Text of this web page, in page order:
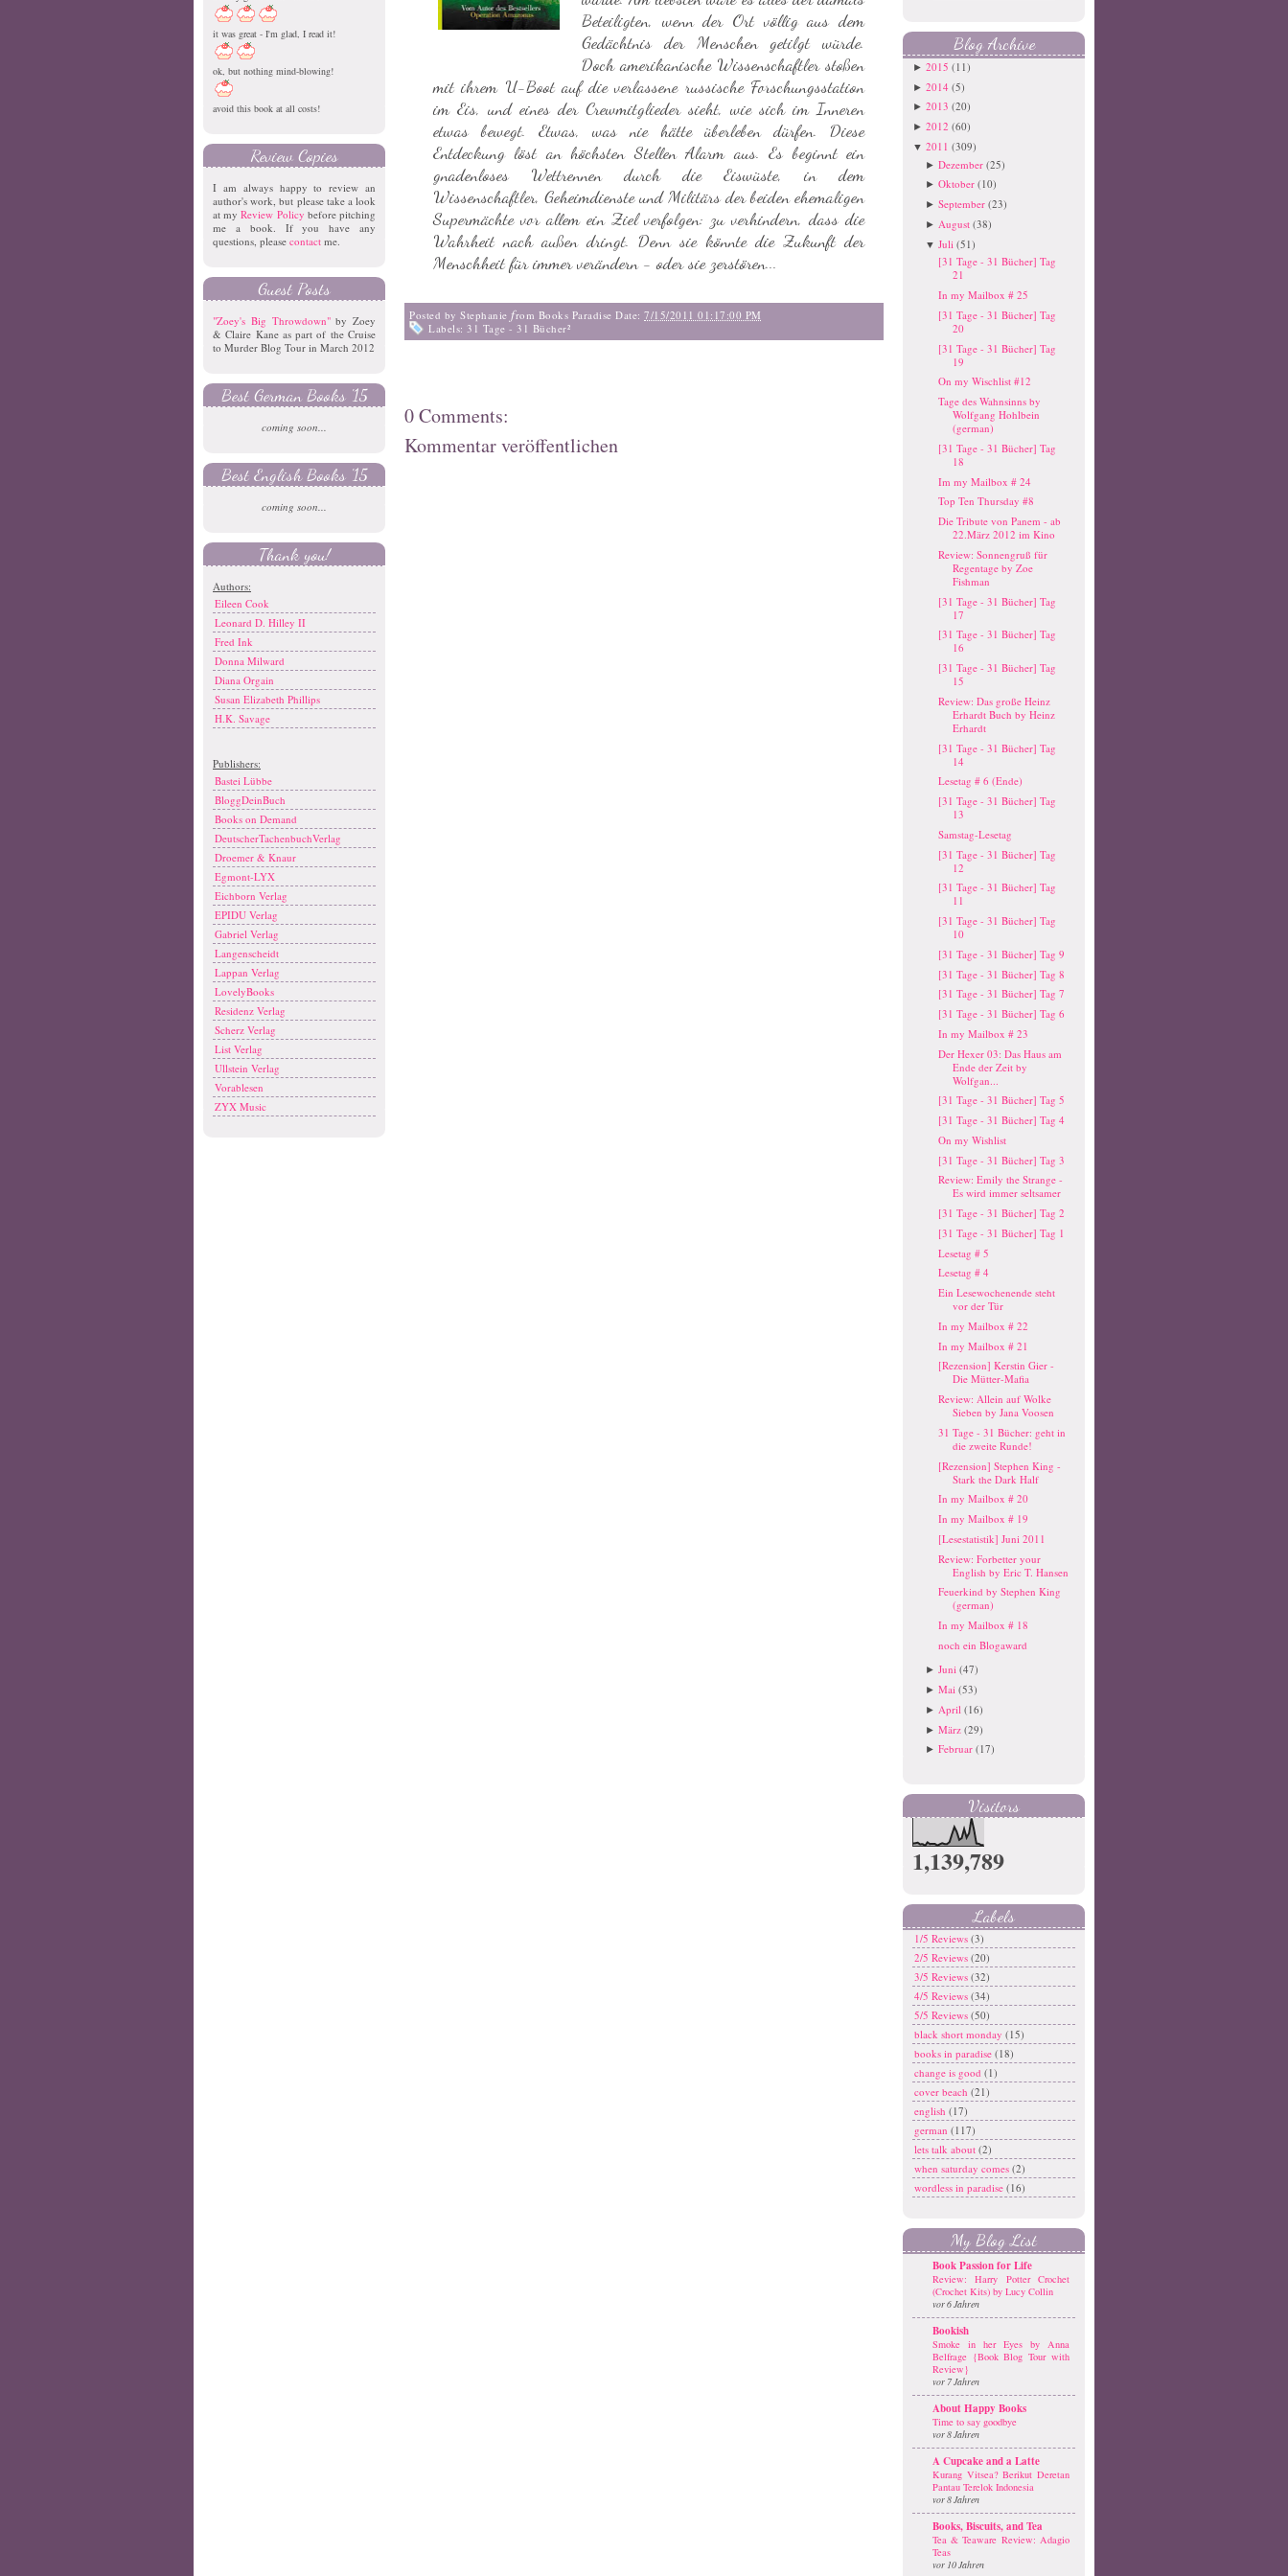
it was great - I'm glad, I read it!
ok, but nothing mind-blowing!
avoid this book at all costs!
Review Copies
I am always happy to review an
author's work, but please take a look
at myReview Policy before pitching
me a book. If you have any
questions, please contact me.
Guest Posts
"Zoey's Big Throwdown"by Zoey
& Claire Kane as part of the Cruise
to Murder Blog Tour in March 2012
Best German Books '15
coming soon...
Best English Books '15
coming soon...
Thank you!
Authors:
Eileen Cook
Leonard D. Hilley II
Fred Ink
Donna Milward
Diana Orgain
Susan Elizabeth Phillips
H.K. Savage
Publishers:
Bastei Lübbe
BloggDeinBuch
Books on Demand
DeutscherTachenbuchVerlag
Droemer & Knaur
Egmont-LYX
Eichborn Verlag
EPIDU Verlag
Gabriel Verlag
Langenscheidt
Lappan Verlag
LovelyBooks
Residenz Verlag
Scherz Verlag
List Verlag
Ullstein Verlag
Vorablesen
ZYX Music
Beteiligten, wenn der Ort völlig aus dem
Gedächtnis der Menschen getilgt würde.
Doch amerikanische Wissenschaftler stoßen
mit ihrem U-Boot auf die verlassene russische Forschungsstation
im Eis, und eines der Crewmitglieder sieht, wie sich im Inneren
etwas bewegt. Etwas, was nie hätte überleben dürfen. Diese
Entdeckung löst an höchsten Stellen Alarm aus. Es beginnt ein
gnadenloses Wettrennen durch die Eiswüste, in dem
Wissenschaftler, Geheimdienste und Militärs der beiden ehemaligen
Supermächte vor allem ein Ziel verfolgen: zu verhindern, dass die
Wahrheit nach außen dringt. Denn sie könnte die Zukunft der
Menschheit für immer verändern - oder sie zerstören...
Posted by Stephanie from Books Paradise Date: 7/15/2011 01:17:00 PM
Labels: 31 Tage - 31 Bücher²
0 Comments:
Kommentar veröffentlichen
Blog Archive
► 2015 (11)
► 2014 (5)
► 2013 (20)
► 2012 (60)
▼ 2011 (309)
►Dezember (25)
►Oktober (10)
►September (23)
► August (38)
▼Juli (51)
[31 Tage - 31 Bücher] Tag
21
In my Mailbox # 25
[31 Tage - 31 Bücher] Tag
20
[31 Tage - 31 Bücher] Tag
19
On my Wischlist #12
Tage des Wahnsinns by
Wolfgang Hohlbein
(german)
[31 Tage - 31 Bücher] Tag
18
Im my Mailbox # 24
Top Ten Thursday #8
Die Tribute von Panem - ab
22.März 2012 im Kino
Review: Sonnengruß für
Regentage by Zoe
Fishman
[31 Tage - 31 Bücher] Tag
17
[31 Tage - 31 Bücher] Tag
16
[31 Tage - 31 Bücher] Tag
15
Review: Das große Heinz
Erhardt Buch by Heinz
Erhardt
[31 Tage - 31 Bücher] Tag
14
Lesetag # 6 (Ende)
[31 Tage - 31 Bücher] Tag
13
Samstag-Lesetag
[31 Tage - 31 Bücher] Tag
12
[31 Tage - 31 Bücher] Tag
11
[31 Tage - 31 Bücher] Tag
10
[31 Tage - 31 Bücher] Tag 9
[31 Tage - 31 Bücher] Tag 8
[31 Tage - 31 Bücher] Tag 7
[31 Tage - 31 Bücher] Tag 6
In my Mailbox # 23
Der Hexer 03: Das Haus am
Ende der Zeit by
Wolfgan...
[31 Tage - 31 Bücher] Tag 5
[31 Tage - 31 Bücher] Tag 4
On my Wishlist
[31 Tage - 31 Bücher] Tag 3
Review: Emily the Strange -
Es wird immer seltsamer
[31 Tage - 31 Bücher] Tag 2
[31 Tage - 31 Bücher] Tag 1
Lesetag # 5
Lesetag # 4
Ein Lesewochenende steht
vor der Tür
In my Mailbox # 22
In my Mailbox # 21
[Rezension] Kerstin Gier -
Die Mütter-Mafia
Review: Allein auf Wolke
Sieben by Jana Voosen
31 Tage - 31 Bücher: geht in
die zweite Runde!
[Rezension] Stephen King -
Stark the Dark Half
In my Mailbox # 20
In my Mailbox # 19
[Lesestatistik] Juni 2011
Review: Forbetter your
English by Eric T. Hansen
Feuerkind by Stephen King
(german)
In my Mailbox # 18
noch ein Blogaward
►Juni (47)
►Mai (53)
► April (16)
►März (29)
►Februar (17)
Visitors
1,139,789
Labels
1/5 Reviews (3)
2/5 Reviews (20)
3/5 Reviews (32)
4/5 Reviews (34)
5/5 Reviews (50)
black short monday (15)
books in paradise (18)
change is good (1)
cover beach (21)
english (17)
german (117)
lets talk about (2)
when saturday comes (2)
wordless in paradise (16)
My Blog List
Book Passion for Life
Review: Harry Potter Crochet
(Crochet Kits) by Lucy Collin
vor 6 Jahren
Bookish
Smoke in her Eyes by Anna
Belfrage {Book Blog Tour with
Review}
vor 7 Jahren
About Happy Books
Time to say goodbye
vor 8 Jahren
A Cupcake and a Latte
Kurang Vitsea? Berikut Deretan
Pantau Terelok Indonesia
vor 8 Jahren
Books, Biscuits, and Tea
Tea & Teaware Review: Adagio
Teas
vor 10 Jahren